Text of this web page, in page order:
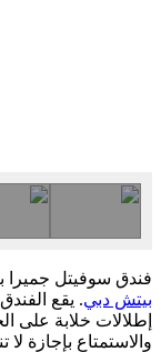
فندق سوفيتل جميرا
بيتش دبي. يقع
إطلالات خلابة على
والاستمتاع بإجازة لا